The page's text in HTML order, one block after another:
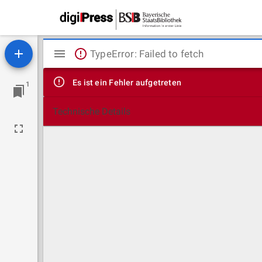
1
Mirador
Viewer
TypeError: Failed to fetch
Es ist ein Fehler aufgetreten
Technische Details